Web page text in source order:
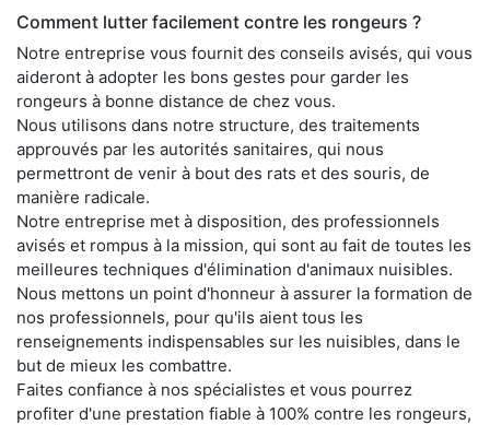
Comment lutter facilement contre les rongeurs ?
Notre entreprise vous fournit des conseils avisés, qui vous
aideront à adopter les bons gestes pour garder les
rongeurs à bonne distance de chez vous.
Nous utilisons dans notre structure, des traitements
approuvés par les autorités sanitaires, qui nous
permettront de venir à bout des rats et des souris, de
manière radicale.
Notre entreprise met à disposition, des professionnels
avisés et rompus à la mission, qui sont au fait de toutes les
meilleures techniques d'élimination d'animaux nuisibles.
Nous mettons un point d'honneur à assurer la formation de
nos professionnels, pour qu'ils aient tous les
renseignements indispensables sur les nuisibles, dans le
but de mieux les combattre.
Faites confiance à nos spécialistes et vous pourrez
profiter d'une prestation fiable à 100% contre les rongeurs,